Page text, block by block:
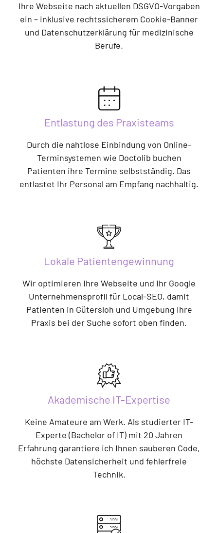
Ihre Webseite nach aktuellen DSGVO-Vorgaben
ein – inklusive rechtssicherem Cookie-Banner
und Datenschutzerklärung für medizinische
Berufe.
Entlastung des Praxisteams
Durch die nahtlose Einbindung von Online-
Terminsystemen wie Doctolib buchen
Patienten ihre Termine selbstständig. Das
entlastet Ihr Personal am Empfang nachhaltig.
Lokale Patientengewinnung
Wir optimieren Ihre Webseite und Ihr Google
Unternehmensprofil für Local-SEO, damit
Patienten in Gütersloh und Umgebung Ihre
Praxis bei der Suche sofort oben finden.
Akademische IT-Expertise
Keine Amateure am Werk. Als studierter IT-
Experte (Bachelor of IT) mit 20 Jahren
Erfahrung garantiere ich Ihnen sauberen Code,
höchste Datensicherheit und fehlerfreie
Technik.